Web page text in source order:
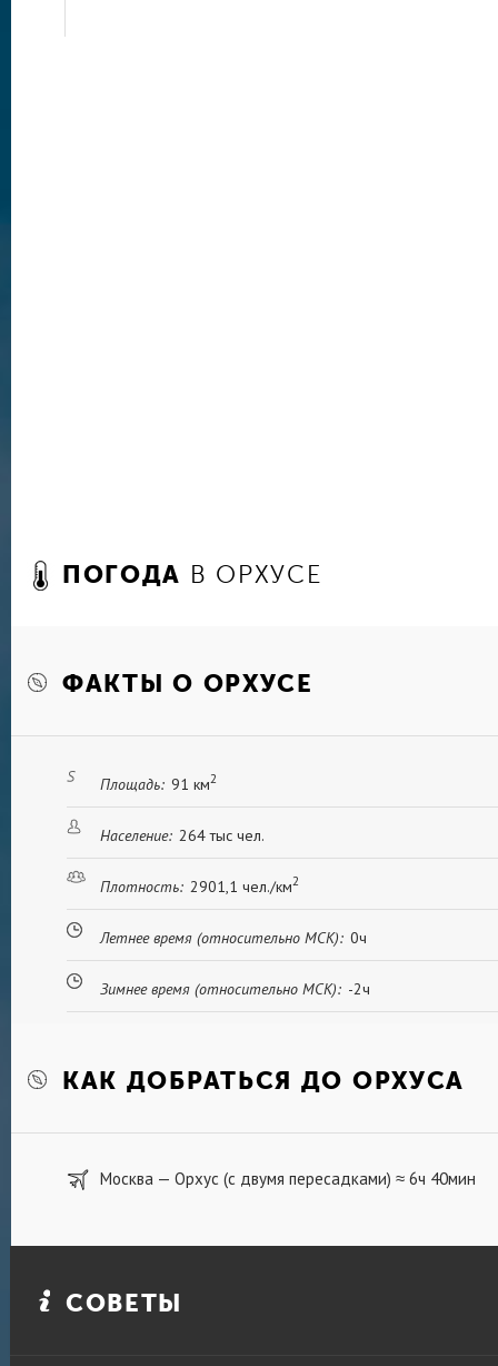
ПОГОДА В ОРХУСЕ
ФАКТЫ О ОРХУСЕ
Площадь: 91 км2
Население: 264 тыс чел.
Плотность: 2901,1 чел./км2
Летнее время (относительно МСК): 0ч
Зимнее время (относительно МСК): -2ч
КАК ДОБРАТЬСЯ ДО ОРХУСА
Москва — Орхус (с двумя пересадками) ≈ 6ч 40мин
СОВЕТЫ